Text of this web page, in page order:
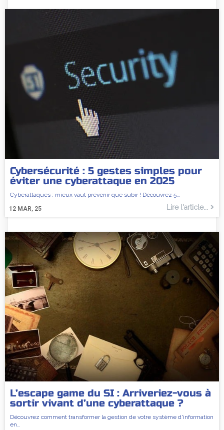
Cybersécurité : 5 gestes simples pour
éviter une cyberattaque en 2025
12 MAR, 25
Cyberattaques : mieux vaut prévenir que subir ! Découvrez 5…
Lire l'article...
L’escape game du SI : Arriveriez-vous à
sortir vivant d’une cyberattaque ?
Découvrez comment transformer la gestion de votre système d'information
en…